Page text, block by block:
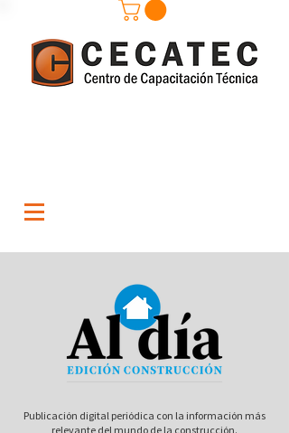
Publicación digital periódica con la información más
relevante del mundo de la construcción.